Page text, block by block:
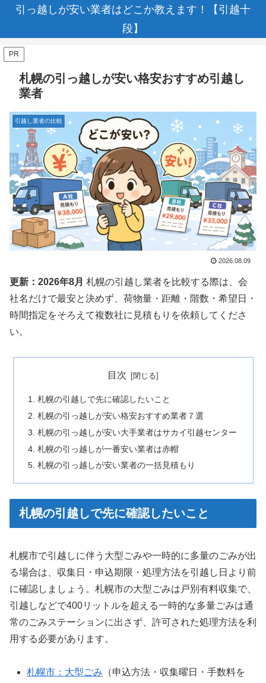
引っ越しが安い業者はどこか教えます！【引越十
段】
PR
札幌の引っ越しが安い格安おすすめ引越し
業者
引越し業者の比較
2026.08.09
更新：2026年8月 札幌の引越し業者を比較する際は、会
社名だけで最安と決めず、荷物量・距離・階数・希望日・
時間指定をそろえて複数社に見積もりを依頼してくださ
い。
目次
札幌の引越しで先に確認したいこと
札幌の引っ越しが安い格安おすすめ業者７選
札幌の引っ越しが安い大手業者はサカイ引越センター
札幌の引っ越しが一番安い業者は赤帽
札幌の引っ越しが安い業者の一括見積もり
札幌の引越しで先に確認したいこと
札幌市で引越しに伴う大型ごみや一時的に多量のごみが出
る場合は、収集日・申込期限・処理方法を引越し日より前
に確認しましょう。札幌市の大型ごみは戸別有料収集で、
引越しなどで400リットルを超える一時的な多量ごみは通
常のごみステーションに出さず、許可された処理方法を利
用する必要があります。
札幌市：大型ごみ （申込方法・収集曜日・手数料を